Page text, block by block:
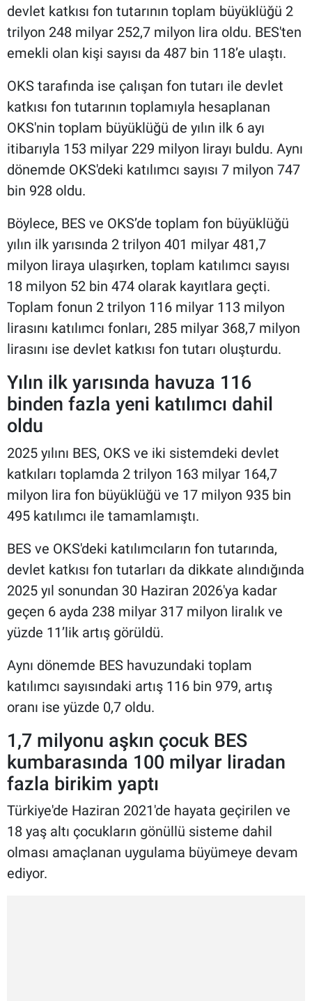
devlet katkısı fon tutarının toplam büyüklüğü 2
trilyon 248 milyar 252,7 milyon lira oldu. BES'ten
emekli olan kişi sayısı da 487 bin 118’e ulaştı.
OKS tarafında ise çalışan fon tutarı ile devlet
katkısı fon tutarının toplamıyla hesaplanan
OKS'nin toplam büyüklüğü de yılın ilk 6 ayı
itibarıyla 153 milyar 229 milyon lirayı buldu. Aynı
dönemde OKS'deki katılımcı sayısı 7 milyon 747
bin 928 oldu.
Böylece, BES ve OKS’de toplam fon büyüklüğü
yılın ilk yarısında 2 trilyon 401 milyar 481,7
milyon liraya ulaşırken, toplam katılımcı sayısı
18 milyon 52 bin 474 olarak kayıtlara geçti.
Toplam fonun 2 trilyon 116 milyar 113 milyon
lirasını katılımcı fonları, 285 milyar 368,7 milyon
lirasını ise devlet katkısı fon tutarı oluşturdu.
Yılın ilk yarısında havuza 116
binden fazla yeni katılımcı dahil
oldu
2025 yılını BES, OKS ve iki sistemdeki devlet
katkıları toplamda 2 trilyon 163 milyar 164,7
milyon lira fon büyüklüğü ve 17 milyon 935 bin
495 katılımcı ile tamamlamıştı.
BES ve OKS'deki katılımcıların fon tutarında,
devlet katkısı fon tutarları da dikkate alındığında
2025 yıl sonundan 30 Haziran 2026'ya kadar
geçen 6 ayda 238 milyar 317 milyon liralık ve
yüzde 11’lik artış görüldü.
Aynı dönemde BES havuzundaki toplam
katılımcı sayısındaki artış 116 bin 979, artış
oranı ise yüzde 0,7 oldu.
1,7 milyonu aşkın çocuk BES
kumbarasında 100 milyar liradan
fazla birikim yaptı
Türkiye'de Haziran 2021'de hayata geçirilen ve
18 yaş altı çocukların gönüllü sisteme dahil
olması amaçlanan uygulama büyümeye devam
ediyor.